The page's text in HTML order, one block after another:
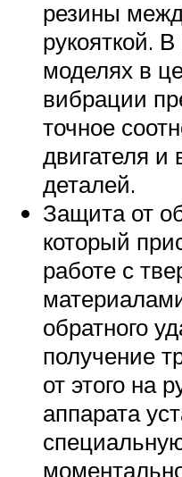
резины
рукояткой.
моделях в
вибрации
точное
двигателя и
деталей.
Защита от
который
работе с
обратного
получение
от этого на
аппарата